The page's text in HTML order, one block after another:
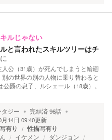
ルじゃない
と言われたスキルツリーはチ
公（31歳）が死んでしまうと輪廻
の世界の別の人物に乗り替わると
爵の息子、ルシェール（18歳）。
ジー 完結済96話
14日 09:40更新
有り 性描写有り
イケメン ダンジョン